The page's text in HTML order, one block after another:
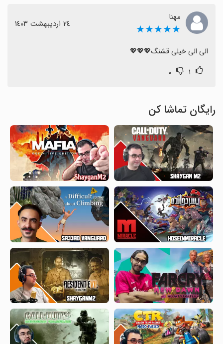
مهنا
★★★★★ ٢٤ اردیبهشت ١٤٠٣
الی الی خیلی قشنگ💖💖💖
۱ ۰
رایگان تماشا کن